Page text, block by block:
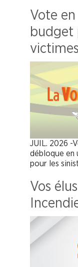
Vote en
budget
JUIL. 2026 -
débloque en
pour les
Vos